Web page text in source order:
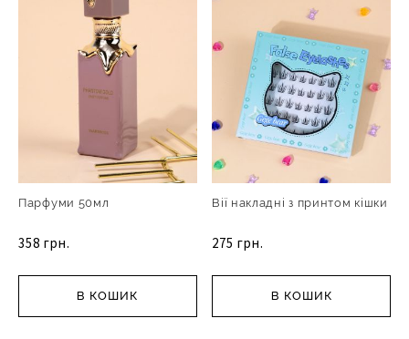
Парфуми 50мл
358 грн.
В КОШИК
Вії накладні з принтом кішки
275 грн.
В КОШИК